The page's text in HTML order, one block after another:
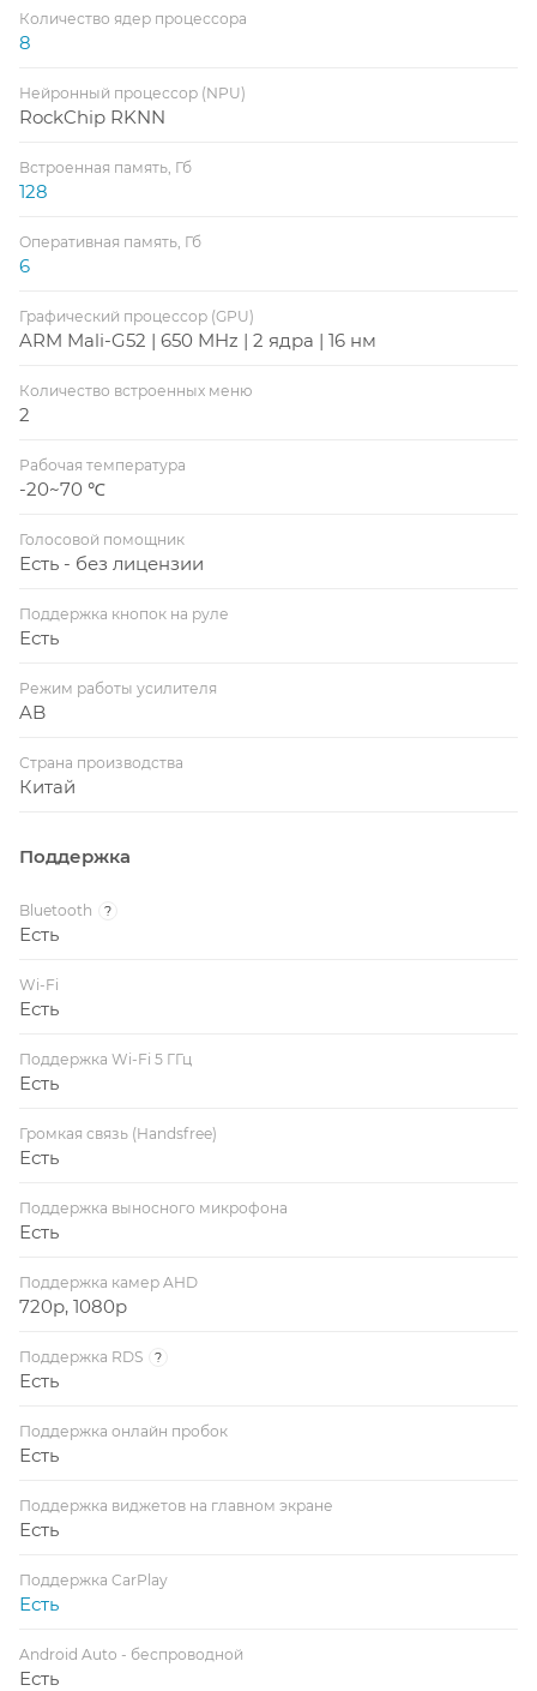
Количество ядер процессора
8
Нейронный процессор (NPU)
RockChip RKNN
Встроенная память, Гб
128
Оперативная память, Гб
6
Графический процессор (GPU)
ARM Mali-G52 | 650 MHz | 2 ядра | 16 нм
Количество встроенных меню
2
Рабочая температура
-20~70 ℃
Голосовой помощник
Есть - без лицензии
Поддержка кнопок на руле
Есть
Режим работы усилителя
AB
Страна производства
Китай
Поддержка
Bluetooth ?
Есть
Wi-Fi
Есть
Поддержка Wi-Fi 5 ГГц
Есть
Громкая связь (Handsfree)
Есть
Поддержка выносного микрофона
Есть
Поддержка камер AHD
720p, 1080p
Поддержка RDS ?
Есть
Поддержка онлайн пробок
Есть
Поддержка виджетов на главном экране
Есть
Поддержка CarPlay
Есть
Android Auto - беспроводной
Есть